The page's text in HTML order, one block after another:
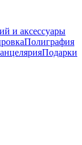
и аксессуары
Полиграфия
Подарки